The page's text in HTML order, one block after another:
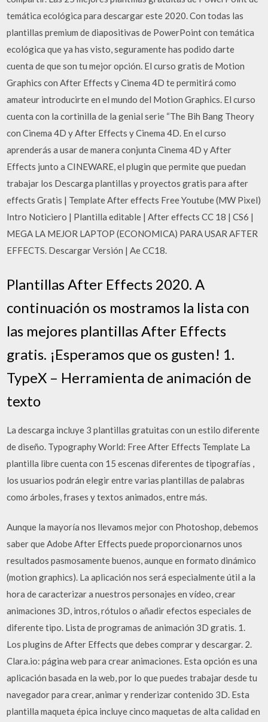
temática ecológica para descargar este 2020. Con todas las
plantillas premium de diapositivas de PowerPoint con temática
ecológica que ya has visto, seguramente has podido darte
cuenta de que son tu mejor opción. El curso gratis de Motion
Graphics con After Effects y Cinema 4D te permitirá como
amateur introducirte en el mundo del Motion Graphics. El curso
cuenta con la cortinilla de la genial serie “The Bih Bang Theory
con Cinema 4D y After Effects y Cinema 4D. En el curso
aprenderás a usar de manera conjunta Cinema 4D y After
Effects junto a CINEWARE, el plugin que permite que puedan
trabajar los Descarga plantillas y proyectos gratis para after
effects Gratis | Template After effects Free Youtube (MW Pixel)
Intro Noticiero | Plantilla editable | After effects CC 18 | CS6 |
MEGA LA MEJOR LAPTOP (ECONOMICA) PARA USAR AFTER
EFFECTS. Descargar Versión | Ae CC18.
Plantillas After Effects 2020. A
continuación os mostramos la lista con
las mejores plantillas After Effects
gratis. ¡Esperamos que os gusten! 1.
TypeX – Herramienta de animación de
texto
La descarga incluye 3 plantillas gratuitas con un estilo diferente
de diseño. Typography World: Free After Effects Template La
plantilla libre cuenta con 15 escenas diferentes de tipografías ,
los usuarios podrán elegir entre varias plantillas de palabras
como árboles, frases y textos animados, entre más.
Aunque la mayoría nos llevamos mejor con Photoshop, debemos
saber que Adobe After Effects puede proporcionarnos unos
resultados pasmosamente buenos, aunque en formato dinámico
(motion graphics). La aplicación nos será especialmente útil a la
hora de caracterizar a nuestros personajes en vídeo, crear
animaciones 3D, intros, rótulos o añadir efectos especiales de
diferente tipo. Lista de programas de animación 3D gratis. 1.
Los plugins de After Effects que debes comprar y descargar. 2.
Clara.io: página web para crear animaciones. Esta opción es una
aplicación basada en la web, por lo que puedes trabajar desde tu
navegador para crear, animar y renderizar contenido 3D. Esta
plantilla maqueta épica incluye cinco maquetas de alta calidad en